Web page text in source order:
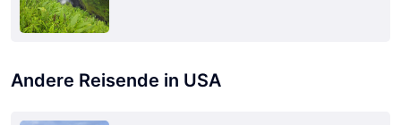
Andere Reisende in USA